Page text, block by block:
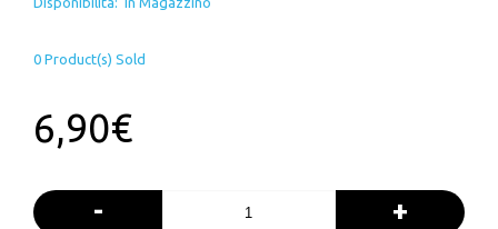
0 Product(s) Sold
6,90€
- +